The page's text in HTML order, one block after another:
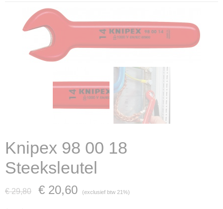
Knipex 98 00 18
Steeksleutel
€ 29,80 € 20,60 (exclusief btw 21%)